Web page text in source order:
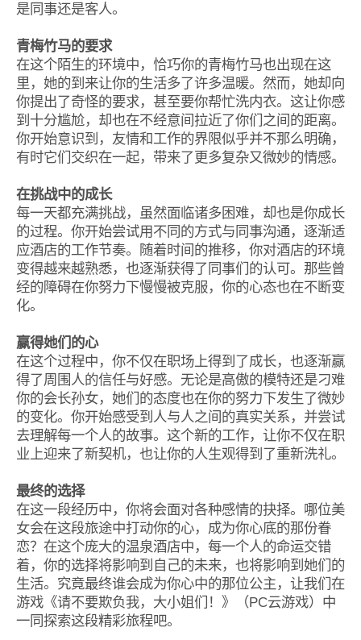
是同事还是客人。
青梅竹马的要求
在这个陌生的环境中，恰巧你的青梅竹马也出现在这
里，她的到来让你的生活多了许多温暖。然而，她却向
你提出了奇怪的要求，甚至要你帮忙洗内衣。这让你感
到十分尴尬，却也在不经意间拉近了你们之间的距离。
你开始意识到，友情和工作的界限似乎并不那么明确，
有时它们交织在一起，带来了更多复杂又微妙的情感。
在挑战中的成长
每一天都充满挑战，虽然面临诸多困难，却也是你成长
的过程。你开始尝试用不同的方式与同事沟通，逐渐适
应酒店的工作节奏。随着时间的推移，你对酒店的环境
变得越来越熟悉，也逐渐获得了同事们的认可。那些曾
经的障碍在你努力下慢慢被克服，你的心态也在不断变
化。
赢得她们的心
在这个过程中，你不仅在职场上得到了成长，也逐渐赢
得了周围人的信任与好感。无论是高傲的模特还是刁难
你的会长孙女，她们的态度也在你的努力下发生了微妙
的变化。你开始感受到人与人之间的真实关系，并尝试
去理解每一个人的故事。这个新的工作，让你不仅在职
业上迎来了新契机，也让你的人生观得到了重新洗礼。
最终的选择
在这一段经历中，你将会面对各种感情的抉择。哪位美
女会在这段旅途中打动你的心，成为你心底的那份眷
恋？在这个庞大的温泉酒店中，每一个人的命运交错
着，你的选择将影响到自己的未来，也将影响到她们的
生活。究竟最终谁会成为你心中的那位公主，让我们在
游戏《请不要欺负我，大小姐们！》（PC云游戏）中
一同探索这段精彩旅程吧。